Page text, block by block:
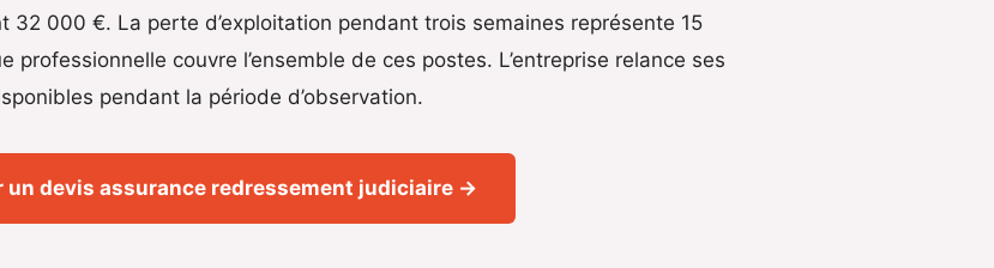
000 €. La perte d’exploitation pendant trois semaines représente 15
couvre l’ensemble de ces postes. L’entreprise relance ses
pendant la période d’observation.
un devis assurance redressement judiciaire →